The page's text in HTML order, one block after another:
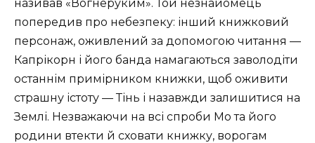
називав «Вогнеруким». Той незнайомець
попередив про небезпеку: інший книжковий
персонаж, оживлений за допомогою читання —
Капрікорн і його банда намагаються заволодіти
останнім примірником книжки, щоб оживити
страшну істоту — Тінь і назавжди залишитися на
Землі. Незважаючи на всі спроби Мо та його
родини втекти й сховати книжку, ворогам